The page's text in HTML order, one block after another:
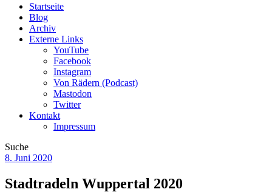
Startseite
Blog
Archiv
Externe Links
YouTube
Facebook
Instagram
Von Rädern (Podcast)
Mastodon
Twitter
Kontakt
Impressum
Suche
8. Juni 2020
Stadtradeln Wuppertal 2020